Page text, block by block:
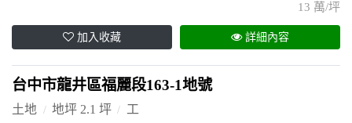
13 萬/坪
加入收藏 詳細內容
台中市龍井區福麗段163-1地號
土地 地坪 2.1 坪
工